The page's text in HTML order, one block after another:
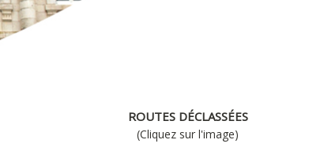
ROUTES DÉCLASSÉES
(Cliquez sur l'image)